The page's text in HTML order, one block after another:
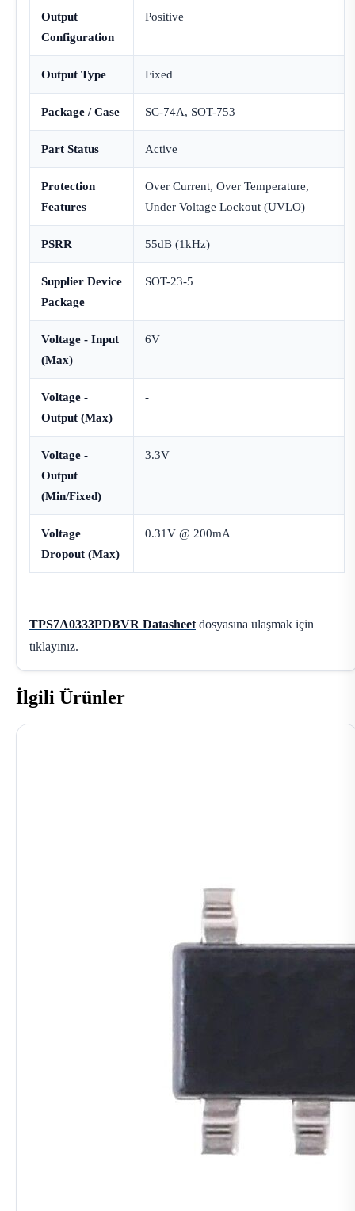
Output
Configuration
Positive
Output Type Fixed
Package / Case SC-74A, SOT-753
Part Status Active
Protection
Features
Over Current, Over Temperature,
Under Voltage Lockout (UVLO)
PSRR 55dB (1kHz)
Supplier Device
Package
SOT-23-5
Voltage - Input
(Max)
6V
Voltage -
Output (Max)
-
Voltage -
Output
(Min/Fixed)
3.3V
Voltage
Dropout (Max)
0.31V @ 200mA
TPS7A0333PDBVR Datasheet dosyasına ulaşmak için
tıklayınız.
İlgili Ürünler